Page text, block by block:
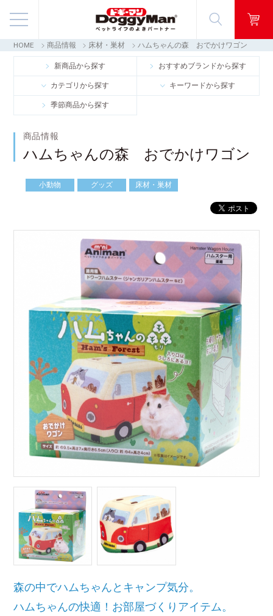
商品情報
映像ギャラリー
お客様窓口・Q＆A
会社情報
English
HOME 商品情報 床材・巣材 ハムちゃんの森 おでかけワゴン
新商品から探す おすすめブランドから探す
カテゴリから探す キーワードから探す
季節商品から探す
商品情報
ハムちゃんの森 おでかけワゴン
小動物 グッズ 床材・巣材
森の中でハムちゃんとキャンプ気分。
ハムちゃんの快適！お部屋づくりアイテム。